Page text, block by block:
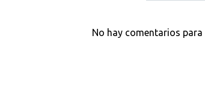
No hay comentarios